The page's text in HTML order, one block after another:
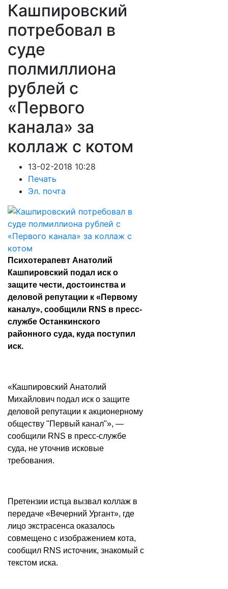
Кашпировский
потребовал в
суде
полмиллиона
рублей с
«Первого
канала» за
коллаж с котом
13-02-2018 10:28
Печать
Эл. почта
Психотерапевт Анатолий
Кашпировский подал иск о
защите чести, достоинства и
деловой репутации к «Первому
каналу», сообщили RNS в пресс-
службе Останкинского
районного суда, куда поступил
иск.
«Кашпировский Анатолий
Михайлович подал иск о защите
деловой репутации к акционерному
обществу "Первый канал"», —
сообщили RNS в пресс-службе
суда, не уточнив исковые
требования.
Претензии истца вызвал коллаж в
передаче «Вечерний Ургант», где
лицо экстрасенса оказалось
совмещено с изображением кота,
сообщил RNS источник, знакомый с
текстом иска.